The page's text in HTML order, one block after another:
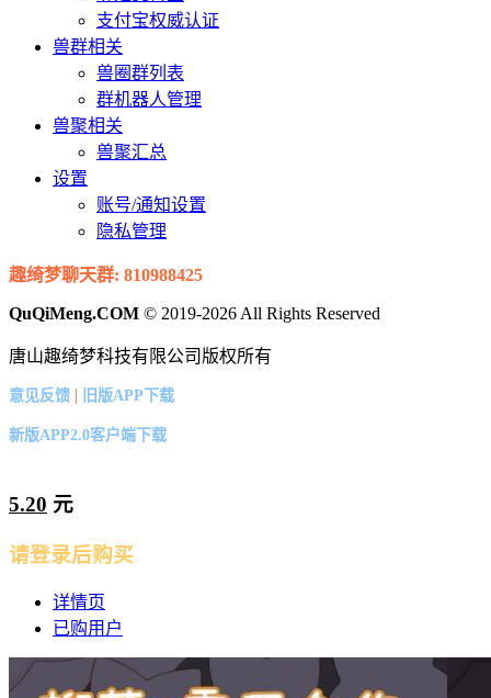
支付宝权威认证
兽群相关
兽圈群列表
群机器人管理
兽聚相关
兽聚汇总
设置
账号/通知设置
隐私管理
趣绮梦聊天群: 810988425
QuQiMeng.COM © 2019-2026 All Rights Reserved
唐山趣绮梦科技有限公司版权所有
意见反馈 | 旧版APP下载
新版APP2.0客户端下载
5.20 元
请登录后购买
详情页
已购用户